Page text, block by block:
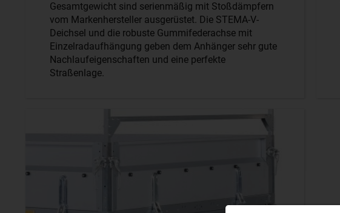
Gesamtgewicht sind serienmäßig mit Stoßdämpfern
vom Markenhersteller ausgerüstet. Die STEMA-V-
Deichsel und die robuste Gummifederachse mit
Einzelradaufhängung geben dem Anhänger sehr gute
Nachlaufeigenschaften und eine perfekte
Straßenlage.